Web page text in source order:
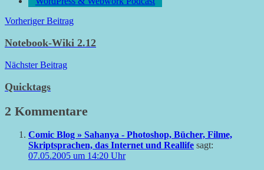
Beitragsnavigation
Vorheriger Beitrag
Notebook-Wiki 2.12
Nächster Beitrag
Quicktags
2 Kommentare
Comic Blog » Sahanya - Photoshop, Bücher, Filme,
Skriptsprachen, das Internet und Reallife sagt:
07.05.2005 um 14:20 Uhr